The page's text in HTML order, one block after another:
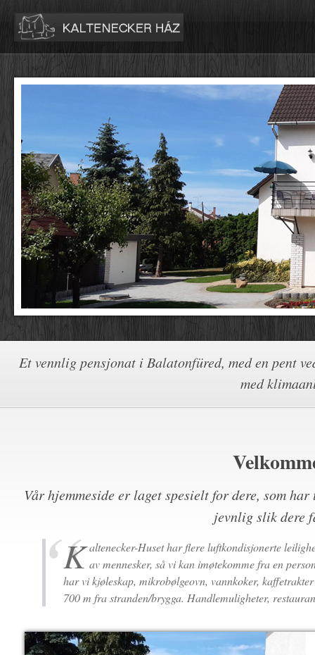
Et vennlig pensjonat i Balatonfüred, med en pent
med
Vår hjemmeside er laget spesielt for dere, som
jevnlig slik dere
K altenecker-Huset har flere luftkondisjonerte
av mennesker, så vi kan imøtekomme fra en
har vi kjøleskap, mikrobølgeovn, vannkoker,
700 m fra stranden/brygga. Handlemuligheter,